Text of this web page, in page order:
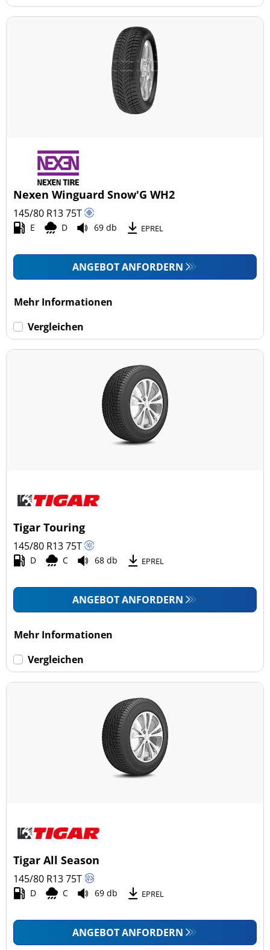
Nexen Winguard Snow'G WH2
145/80 R1375T
E D 69 db EPREL
ANGEBOT ANFORDERN
Mehr Informationen
Vergleichen
Tigar Touring
145/80 R1375T
D C 68 db EPREL
ANGEBOT ANFORDERN
Mehr Informationen
Vergleichen
Tigar All Season
145/80 R1375T
D C 69 db EPREL
ANGEBOT ANFORDERN